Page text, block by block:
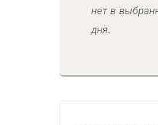
нет в
дня.